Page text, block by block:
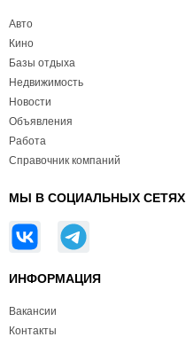
Авто
Кино
Базы отдыха
Недвижимость
Новости
Объявления
Работа
Справочник компаний
МЫ В СОЦИАЛЬНЫХ СЕТЯХ
ИНФОРМАЦИЯ
Вакансии
Контакты